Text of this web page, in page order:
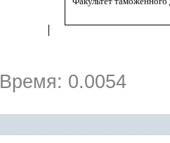
Время: 0.0054